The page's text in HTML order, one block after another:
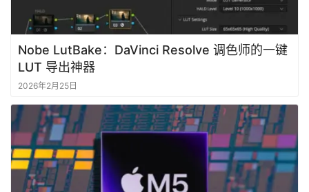
Nobe LutBake：DaVinci Resolve 调色师的一键
LUT 导出神器
2026年2月25日